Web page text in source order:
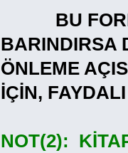
BU
BARINDIRSA
ÖNLEME
İÇİN,
NOT(2):